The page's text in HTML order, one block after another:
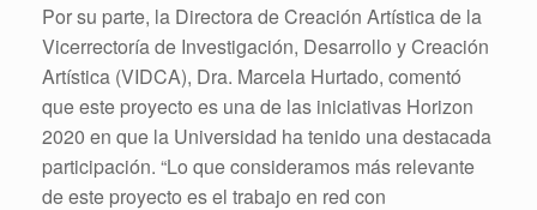
Por su parte, la Directora de Creación Artística de la
Vicerrectoría de Investigación, Desarrollo y Creación
Artística (VIDCA), Dra. Marcela Hurtado, comentó
que este proyecto es una de las iniciativas Horizon
2020 en que la Universidad ha tenido una destacada
participación. “Lo que consideramos más relevante
de este proyecto es el trabajo en red con